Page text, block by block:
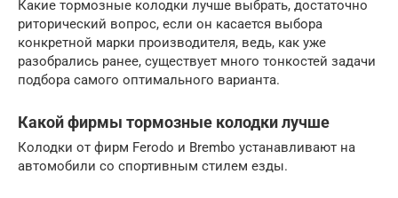
Какие тормозные колодки лучше выбрать, достаточно
риторический вопрос, если он касается выбора
конкретной марки производителя, ведь, как уже
разобрались ранее, существует много тонкостей задачи
подбора самого оптимального варианта.
Какой фирмы тормозные колодки лучше
Колодки от фирм Ferodo и Brembo устанавливают на
автомобили со спортивным стилем езды.